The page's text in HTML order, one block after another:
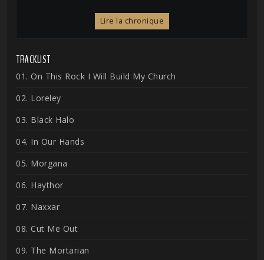
Lire la chronique
TRACKLIST
01. On This Rock I Will Build My Church
02. Loreley
03. Black Halo
04. In Our Hands
05. Morgana
06. Haythor
07. Naxxar
08. Cut Me Out
09. The Mortarian